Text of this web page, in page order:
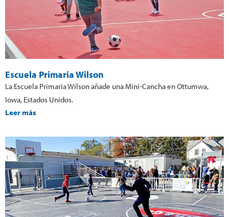
Escuela Primaria Wilson
La Escuela Primaria Wilson añade una Mini-Cancha en Ottumwa,
Iowa, Estados Unidos.
Leer más